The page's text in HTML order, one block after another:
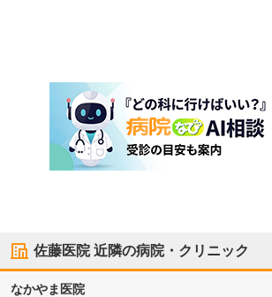
佐藤医院近隣の病院・クリニック
なかやま医院